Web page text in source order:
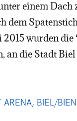
einem
dem
wurden die
an die Stadt
BIEL/